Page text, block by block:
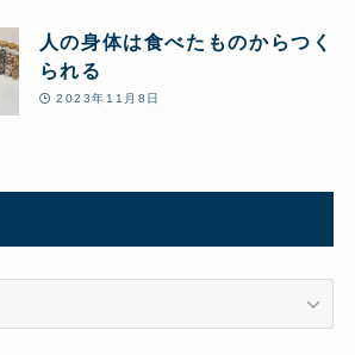
人の身体は食べたものからつく
られる
2023年11月8日